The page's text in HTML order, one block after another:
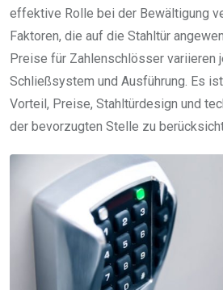
effektive Rolle bei der Bewältigung
Faktoren, die auf die Stahltür
Preise für Zahlenschlösser variieren
Schließsystem und Ausführung. Es
Vorteil, Preise, Stahltürdesign und
der bevorzugten Stelle zu